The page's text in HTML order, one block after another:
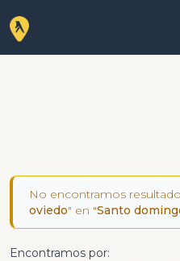
No encontramos
oviedo" en "Santo
Encontramos por: